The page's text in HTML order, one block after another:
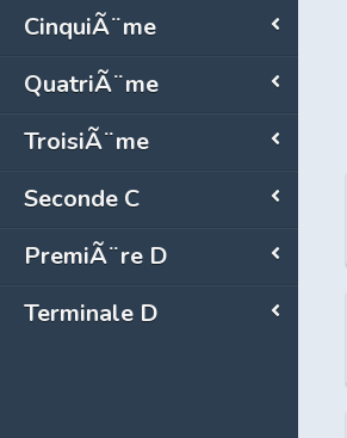
CinquiÃ¨me
QuatriÃ¨me
TroisiÃ¨me
Seconde C
PremiÃ¨re D
Terminale D